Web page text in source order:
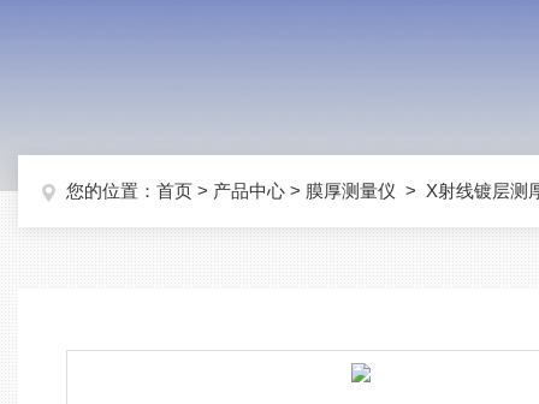
您的位置： 首页 > 产品中心 > 膜厚测量仪 > X射线镀层测